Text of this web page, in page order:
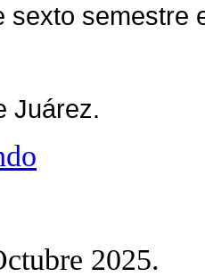
sexto semestre
Juárez.
2025.